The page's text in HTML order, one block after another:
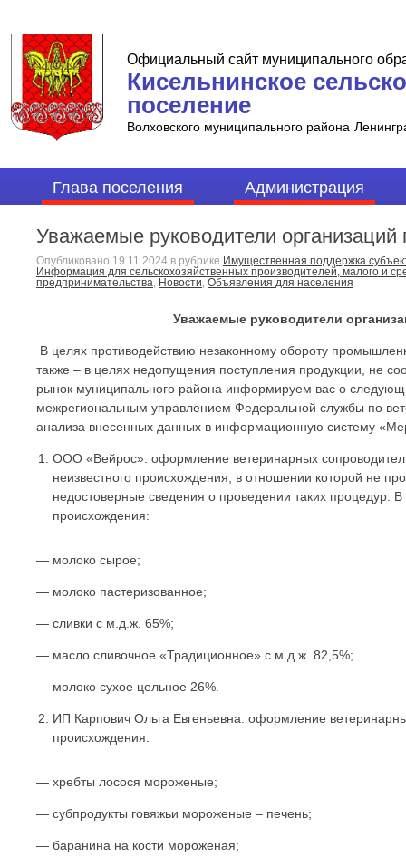
Официальный сайт муниципального
Кисельнинское
поселение
Волховского муниципального района
Глава поселения Администрация
Уважаемые руководители организаций
Опубликовано 19.11.2024 в рубрике Имущественная поддержка
Информация для сельскохозяйственных производителей, малого и
предпринимательства, Новости, Объявления для населения
Уважаемые руководители
В целях противодействию незаконному обороту
также – в целях недопущения поступления продукции, не
рынок муниципального района информируем вас о
межрегиональным управлением Федеральной службы по
анализа внесенных данных в информационную систему
ООО «Вейрос»: оформление ветеринарных
неизвестного происхождения, в отношении которой не
недостоверные сведения о проведении таких процедур.
происхождения:
— молоко сырое;
— молоко пастеризованное;
— сливки с м.д.ж. 65%;
— масло сливочное «Традиционное» с м.д.ж. 82,5%;
— молоко сухое цельное 26%.
ИП Карпович Ольга Евгеньевна: оформление
происхождения:
— хребты лосося мороженые;
— субпродукты говяжьи мороженые – печень;
— баранина на кости мороженая;